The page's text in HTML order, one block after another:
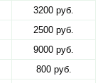
3200 руб.
2500 руб.
9000 руб.
800 руб.